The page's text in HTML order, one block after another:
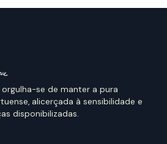
se de manter a pura
alicerçada à sensibilidade e
disponibilizadas.